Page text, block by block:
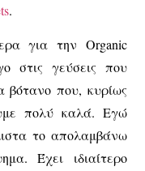
.
για την Organic
στις γεύσεις που
βότανο που, κυρίως
πολύ καλά. Εγώ
το απολαμβάνω
Έχει ιδιαίτερο